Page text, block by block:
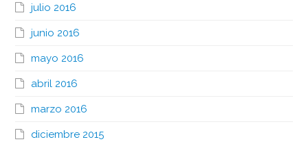
julio 2016
junio 2016
mayo 2016
abril 2016
marzo 2016
diciembre 2015